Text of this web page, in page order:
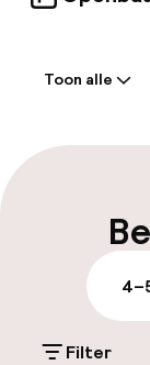
Parkeren
Toon alle
Filter